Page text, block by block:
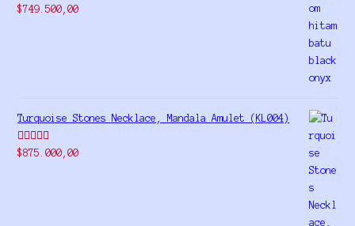
Rated5.00
$749.500,00
Turquoise Stones Necklace, Mandala Amulet (KL004)
Rated
$875.000,00